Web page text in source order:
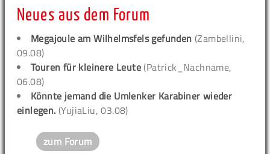
Neues aus dem Forum
Megajoule am Wilhelmsfels gefunden (Zambellini,
09.08)
Touren für kleinere Leute (Patrick_Nachname,
06.08)
Könnte jemand die Umlenker Karabiner wieder
einlegen. (YujiaLiu, 03.08)
zum Forum